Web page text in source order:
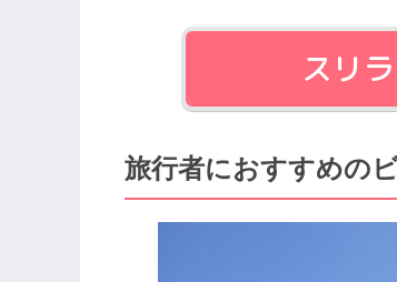
スリ
旅行者におすすめの